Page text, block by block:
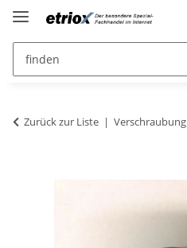
Zurück zur Liste Verschraubung